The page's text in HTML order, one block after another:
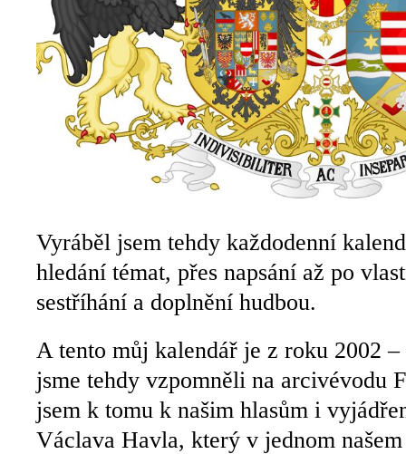
Vyráběl jsem tehdy každodenní
hledání témat, přes napsání až po
sestříhání a doplnění hudbou.
A tento můj kalendář je z roku 2002
jsme tehdy vzpomněli na arcivévodu
jsem k tomu k našim hlasům i
Václava Havla, který v jednom